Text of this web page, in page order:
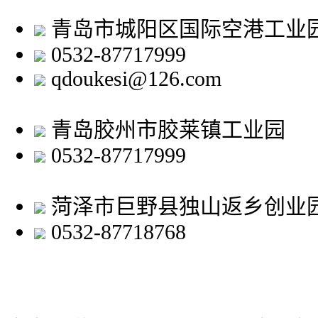
青岛市城阳区国际空港工业
0532-87717999
qdoukesi@126.com
青岛胶州市胶莱镇工业园
0532-87717999
菏泽市巨野县独山返乡创业
0532-87718768